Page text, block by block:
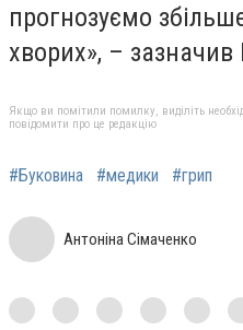
прогнозуємо
хворих», –
Якщо ви помітили помилку, виділіть
повідомити про це редакцію
#Буковина #медики #грип
Антоніна Сімаченко